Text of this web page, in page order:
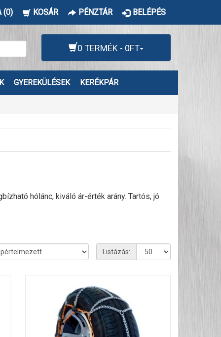
(0) KOSÁR PÉNZTÁR BELÉPÉS
0 TERMÉK - 0FT
GYEREKÜLÉSEK KERÉKPÁR
hólánc, kiváló ár-érték arány. Tartós, jó
Listázás: